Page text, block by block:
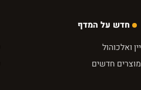
חדש על המדף
יין ואלכוהול
מוצרים חדשים